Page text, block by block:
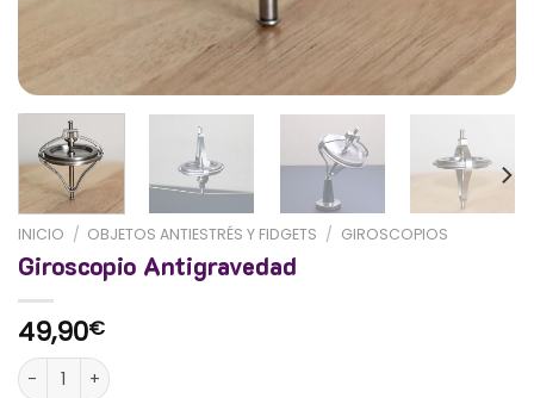
INICIO / OBJETOS ANTIESTRÉS Y FIDGETS / GIROSCOPIOS
Giroscopio Antigravedad
49,90€
Giroscopio Antigravedad cantidad